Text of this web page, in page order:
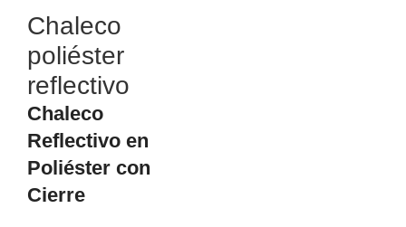
Chaleco
poliéster
reflectivo
Chaleco
Reflectivo en
Poliéster con
Cierre